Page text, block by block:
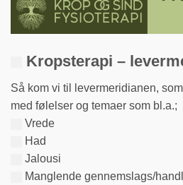
Kropsterapi –
Så kom vi til levermeridianen,
med følelser og temaer som bl.a.;
Vrede
Had
Jalousi
Manglende gennemslags/